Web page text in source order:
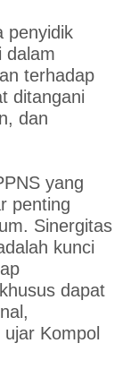
penyidik
dalam
terhadap
ditangani
dan
yang
penting
Sinergitas
kunci
dapat
Kompol